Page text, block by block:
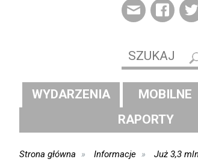
WYDARZENIA MOBILNE
RAPORTY
Strona główna Informacje Już 3,3